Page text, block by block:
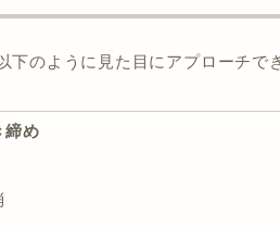
のように見た目にアプローチで
締め